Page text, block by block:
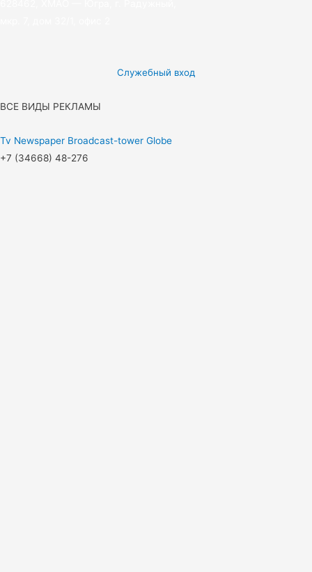
Служебный вход
ВСЕ ВИДЫ РЕКЛАМЫ
Tv Newspaper Broadcast-tower Globe
+7 (34668) 48-276